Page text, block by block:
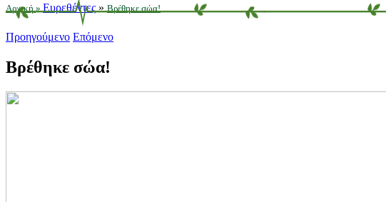
Αρχική » Ευρεθέντες » Βρέθηκε σώα!
Προηγούμενο Επόμενο
Βρέθηκε σώα!